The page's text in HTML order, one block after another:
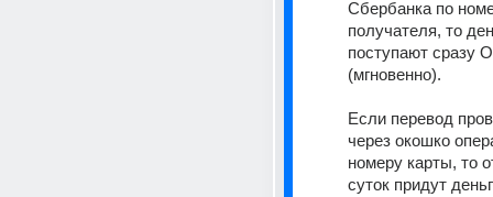
Сбербанка по
получателя, то
поступают сразу
(мгновенно).
Если перевод
через окошко
номеру карты, то
суток придут